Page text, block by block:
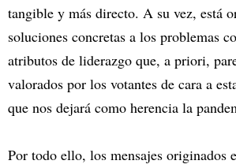
tangible y más directo. A su vez, está
soluciones concretas a los problemas
atributos de liderazgo que, a priori,
valorados por los votantes de cara a
que nos dejará como herencia la
Por todo ello, los mensajes originados